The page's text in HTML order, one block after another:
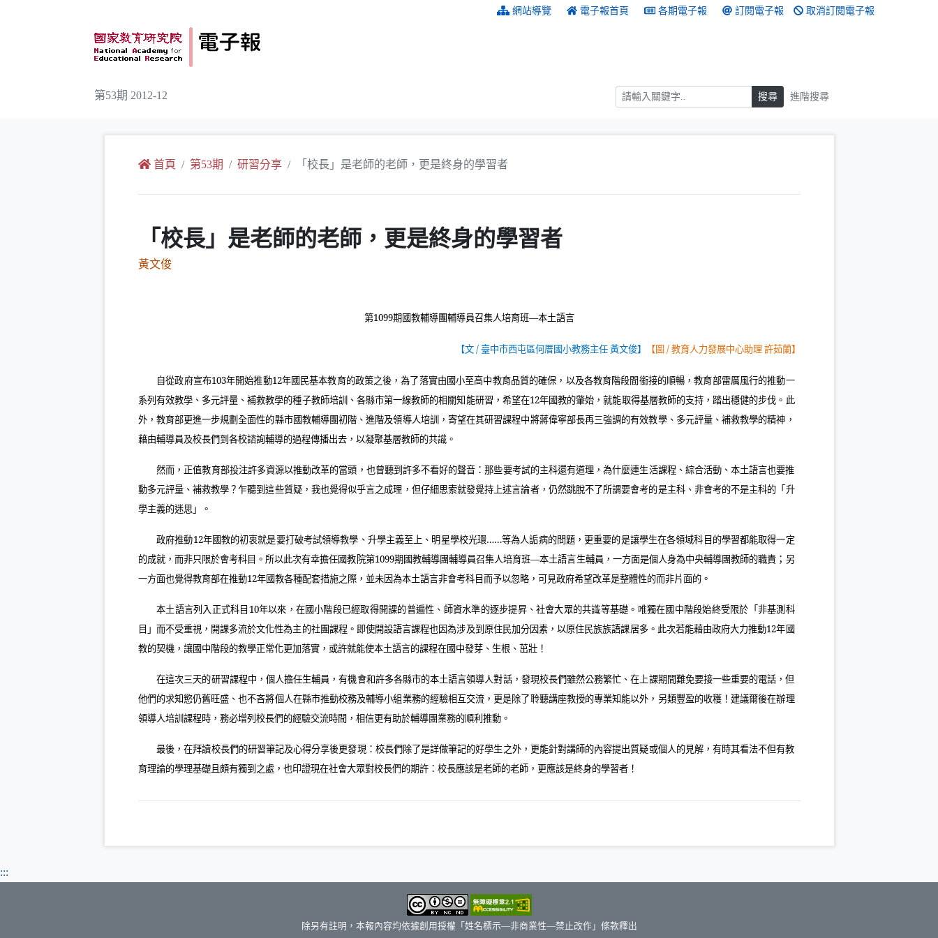
網站導覽 電子報首頁 各期電子報 訂閱電子報 取消訂閱電子報
第53期 2012-12 搜尋 搜尋 進階搜尋
首頁 第53期 研習分享 「校長」是老師的老師，更是終身的學習者
「校長」是老師的老師，更是終身的學習者
黃文俊
第1099期國教輔導團輔導員召集人培育班—本土語言
【文/臺中市西屯區何厝國小教務主任 黃文俊】 【圖/教育人力發展中心助理 許茹蘭】
自從政府宣布103年開始推動12年國民基本教育的政策之後，為了落實由國小至高中教育品質的確保，以及各教育階段間銜接的順暢，教育部雷厲風行的推動一
系列有效教學、多元評量、補救教學的種子教師培訓、各縣市第一線教師的相關知能研習，希望在12年國教的肇始，就能取得基層教師的支持，踏出穩健的步伐。此
外，教育部更進一步規劃全面性的縣市國教輔導團初階、進階及領導人培訓，寄望在其研習課程中將蔣偉寧部長再三強調的有效教學、多元評量、補救教學的精神，
藉由輔導員及校長們到各校諮詢輔導的過程傳播出去，以凝聚基層教師的共識。
然而，正值教育部投注許多資源以推動改革的當頭，也曾聽到許多不看好的聲音：那些要考試的主科還有道理，為什麼連生活課程、綜合活動、本土語言也要推
動多元評量、補救教學？乍聽到這些質疑，我也覺得似乎言之成理，但仔細思索就發覺持上述言論者，仍然跳脫不了所謂要會考的是主科、非會考的不是主科的「升
學主義的迷思」。
政府推動12年國教的初衷就是要打破考試領導教學、升學主義至上、明星學校光環……等為人詬病的問題，更重要的是讓學生在各領域科目的學習都能取得一定
的成就，而非只限於會考科目。所以此次有幸擔任國教院第1099期國教輔導團輔導員召集人培育班—本土語言生輔員，一方面是個人身為中央輔導團教師的職責；另
一方面也覺得教育部在推動12年國教各種配套措施之際，並未因為本土語言非會考科目而予以忽略，可見政府希望改革是整體性的而非片面的。
本土語言列入正式科目 10年以來，在國小階段已經取得開課的普遍性、師資水準的逐步提昇、社會大眾的共識等基礎。唯獨在國中階段始終受限於「非基測科
目」而不受重視，開課多流於文化性為主的社團課程。即使開設語言課程也因為涉及到原住民加分因素，以原住民族族語課居多。此次若能藉由政府大力推動12年國
教的契機，讓國中階段的教學正常化更加落實，或許就能使本土語言的課程在國中發芽、生根、茁壯！
在這次三天的研習課程中，個人擔任生輔員，有機會和許多各縣市的本土語言領導人對話，發現校長們雖然公務繁忙、在上課期間難免要接一些重要的電話，但
他們的求知慾仍舊旺盛、也不吝將個人在縣市推動校務及輔導小組業務的經驗相互交流，更是除了聆聽講座教授的專業知能以外，另類豐盈的收穫！建議爾後在辦理
領導人培訓課程時，務必增列校長們的經驗交流時間，相信更有助於輔導團業務的順利推動。
最後，在拜讀校長們的研習筆記及心得分享後更發現：校長們除了是詳做筆記的好學生之外，更能針對講師的內容提出質疑或個人的見解，有時其看法不但有教
育理論的學理基礎且頗有獨到之處，也印證現在社會大眾對校長們的期許：校長應該是老師的老師，更應該是終身的學習者！
:::
除另有註明，本報內容均依據創用授權「姓名標示—非商業性—禁止改作」條款釋出